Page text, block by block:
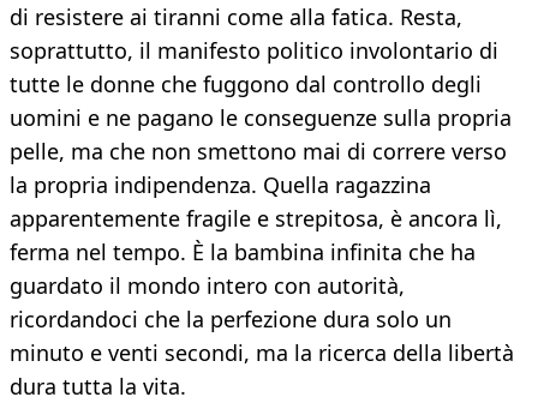
di resistere ai tiranni come alla fatica. Resta,
soprattutto, il manifesto politico involontario di
tutte le donne che fuggono dal controllo degli
uomini e ne pagano le conseguenze sulla propria
pelle, ma che non smettono mai di correre verso
la propria indipendenza. Quella ragazzina
apparentemente fragile e strepitosa, è ancora lì,
ferma nel tempo. È la bambina infinita che ha
guardato il mondo intero con autorità,
ricordandoci che la perfezione dura solo un
minuto e venti secondi, ma la ricerca della libertà
dura tutta la vita.